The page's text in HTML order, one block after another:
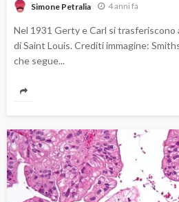
Simone Petralia 4 anni fa
Nel 1931 Gerty e Carl si
di Saint Louis. Crediti immagine:
che segue...